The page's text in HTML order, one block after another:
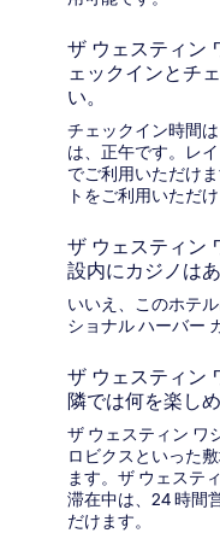
ザ ウェスティン
ェックインとチ
い。
チェックイン時間
は、正午です。レ
でご利用いただけ
トをご利用いただけ
ザ ウェスティン
設内にカジノは
いいえ、このホテ
ショナル ハーバー
ザ ウェスティン
隣では何を楽し
ザ ウェスティン ワ
ロビクスといった
ます。ザ ウェステ
滞在中は、24 時間
だけます。